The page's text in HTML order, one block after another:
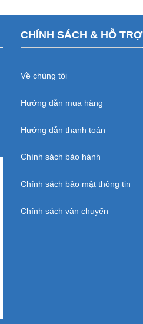
CHÍNH SÁCH & HỖ TRỢ
Về chúng tôi
Hướng dẫn mua hàng
Hướng dẫn thanh toán
Chính sách bảo hành
Chính sách bảo mật thông tin
Chính sách vận chuyển